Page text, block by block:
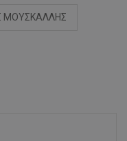
ΜΟΥΣΚΑΛΛΗΣ